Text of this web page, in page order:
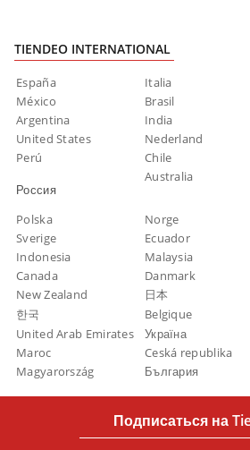
TIENDEO INTERNATIONAL
España Italia
México
Brasil
Argentina
India
United States
Nederland
Perú
Chile
Россия
Australia
Polska Norge
Sverige
Ecuador
Indonesia
Malaysia
Canada
Danmark
New Zealand
日本
한국
Belgique
United Arab Emirates
Україна
Maroc
Ceská republika
Magyarország
България
Подписаться на